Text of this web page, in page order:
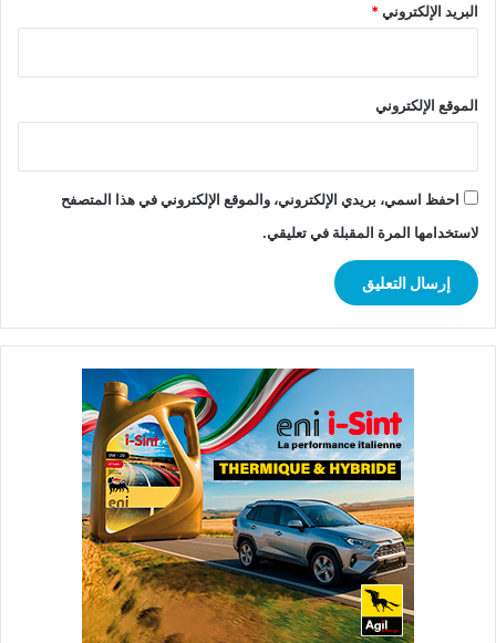
البريد الإلكتروني*
الموقع الإلكتروني
احفظ اسمي، بريدي الإلكتروني، والموقع الإلكتروني في هذا المتصفح
لاستخدامها المرة المقبلة في تعليقي.